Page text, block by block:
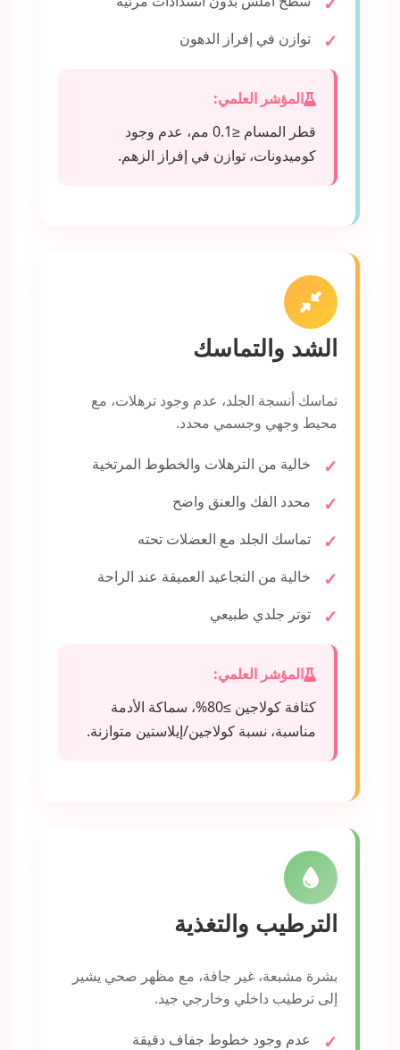
توازن في إفراز الدهون
المؤشر العلمي:
قطر المسام ≤0.1 مم، عدم وجود
كوميدونات، توازن في إفراز الزهم.
الشد والتماسك
تماسك أنسجة الجلد، عدم وجود ترهلات، مع
محيط وجهي وجسمي محدد.
خالية من الترهلات والخطوط المرتخية
محدد الفك والعنق واضح
تماسك الجلد مع العضلات تحته
خالية من التجاعيد العميقة عند الراحة
توتر جلدي طبيعي
المؤشر العلمي:
كثافة كولاجين ≥80%، سماكة الأدمة
مناسبة، نسبة كولاجين/إيلاستين متوازنة.
الترطيب والتغذية
بشرة مشبعة، غير جافة، مع مظهر صحي يشير
إلى ترطيب داخلي وخارجي جيد.
عدم وجود خطوط جفاف دقيقة